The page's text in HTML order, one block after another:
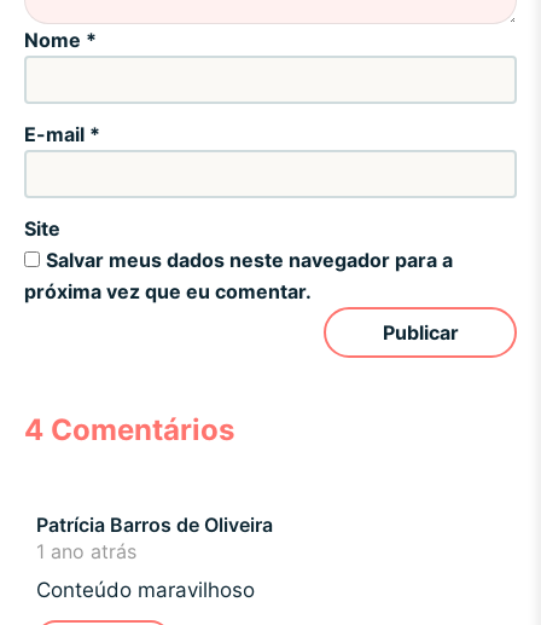
Nome *
E-mail *
Site
Salvar meus dados neste navegador para a
próxima vez que eu comentar.
4 Comentários
Patrícia Barros de Oliveira
1 ano atrás
Conteúdo maravilhoso